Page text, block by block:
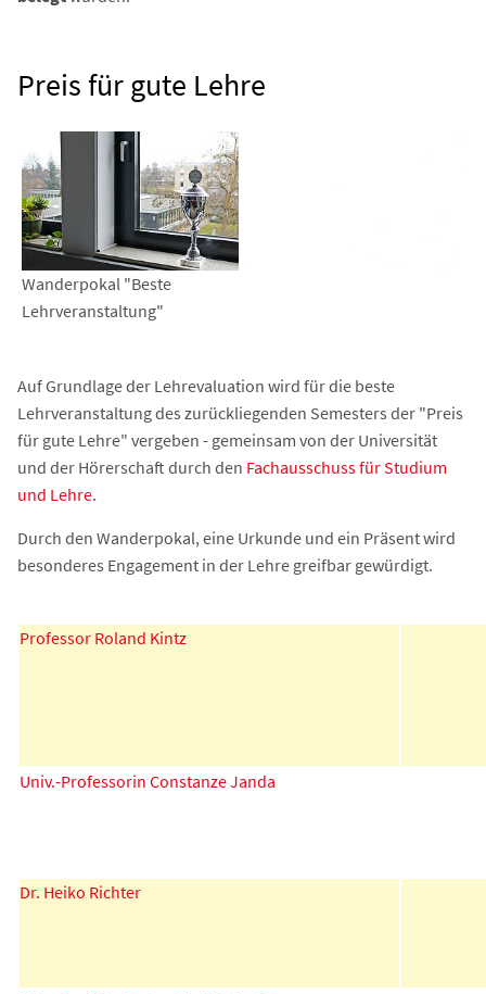
Preis für gute Lehre
Wanderpokal "Beste
Lehrveranstaltung"
Auf Grundlage der Lehrevaluation wird für die beste
Lehrveranstaltung des zurückliegenden Semesters der "Preis
für gute Lehre" vergeben - gemeinsam von der Universität
und der Hörerschaft durch den Fachausschuss für Studium
und Lehre.
Durch den Wanderpokal, eine Urkunde und ein Präsent wird
besonderes Engagement in der Lehre greifbar gewürdigt.
Professor Roland Kintz
Univ.-Professorin Constanze Janda
Dr. Heiko Richter